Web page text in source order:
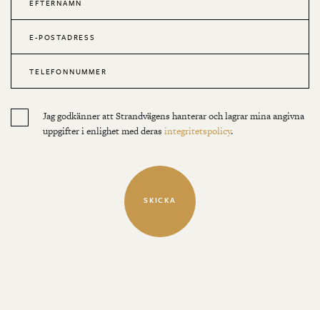
Jag godkänner att Strandvägens hanterar och lagrar mina angivna
uppgifter i enlighet med deras integritetspolicy.